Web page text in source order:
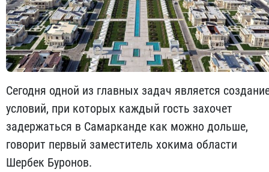
Сегодня одной из главных задач является
условий, при которых каждый гость захочет
задержаться в Самарканде как можно дольше,
говорит первый заместитель хокима области
Шербек Буронов.